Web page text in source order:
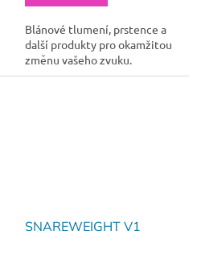
Blánové tlumení, prstence a
další produkty pro okamžitou
změnu vašeho zvuku.
SNAREWEIGHT V1